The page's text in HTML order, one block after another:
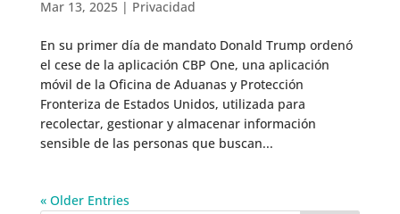
Mar 13, 2025| Privacidad
En su primer día de mandato Donald Trump ordenó
el cese de la aplicación CBP One, una aplicación
móvil de la Oficina de Aduanas y Protección
Fronteriza de Estados Unidos, utilizada para
recolectar, gestionar y almacenar información
sensible de las personas que buscan...
« Older Entries